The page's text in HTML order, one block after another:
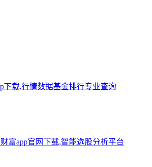
下载,行情数据基金排行专业查询
富app官网下载,智能选股分析平台